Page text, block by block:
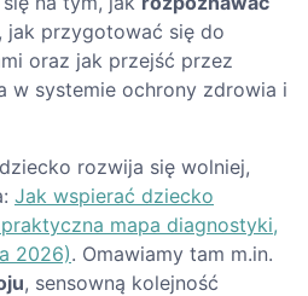
, jak przygotować się do
oraz jak przejść przez
w systemie ochrony zdrowia i
rozwija się wolniej,
Jak wspierać dziecko
mapa diagnostyki,
2026). Omawiamy tam m.in.
, sensowną kolejność